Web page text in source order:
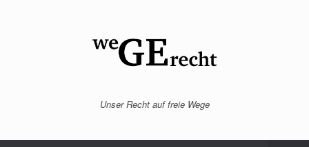
Unser Recht auf freie Wege